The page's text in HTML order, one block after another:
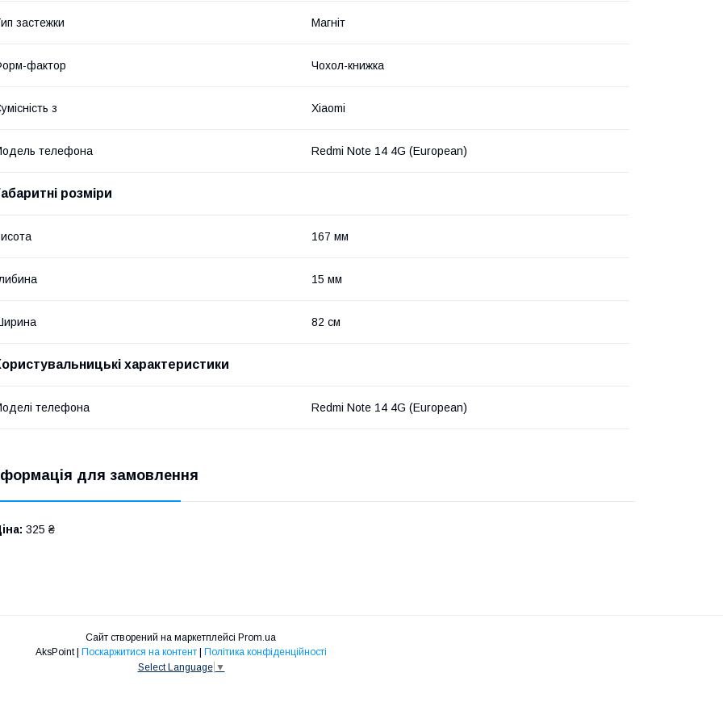
застежки Магніт
фактор Чохол-книжка
з Xiaomi
телефона Redmi Note 14 4G (European)
розміри
167 мм
15 мм
82 см
характеристики
телефона Redmi Note 14 4G (European)
для замовлення
325 ₴
Сайт створений на маркетплейсі Prom.ua
AksPoint | Поскаржитися на контент | Політика конфіденційності
Select Language ▼